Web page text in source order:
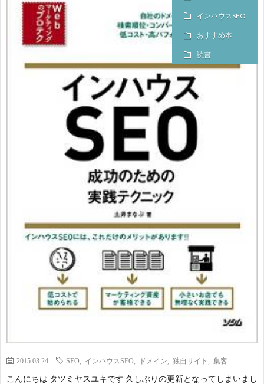
インハウスSEO
おすすめ本
読書
2015.03.24 SEO インハウスSEO ドメイン 独自サイト 集客
こんにちは タツミヤスユキです 久しぶりの更新となってしまいまし